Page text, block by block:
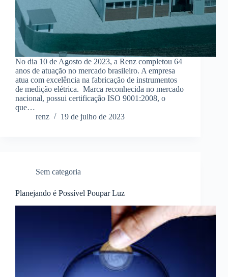
No dia 10 de Agosto de 2023, a Renz completou 64
anos de atuação no mercado brasileiro. A empresa
atua com excelência na fabricação de instrumentos
de medição elétrica. Marca reconhecida no mercado
nacional, possui certificação ISO 9001:2008, o
que…
renz
19 de julho de 2023
Sem categoria
Planejando é Possível Poupar Luz